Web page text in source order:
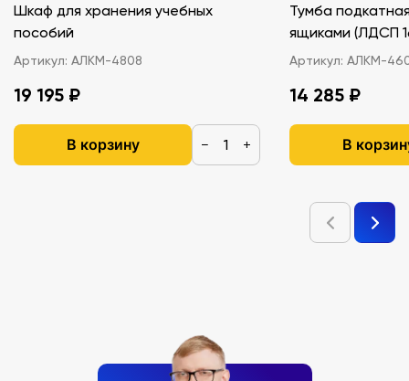
Шкаф для хранения учебных
пособий
Артикул: АЛКМ-4808
19 195 ₽
В корзину − +
Тумба
ящиками
Артикул: АЛКМ-
14 285 ₽
В